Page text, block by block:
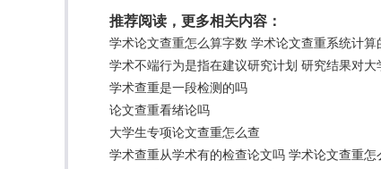
推荐阅读，更多相关内容：
学术论文查重怎么算字数 学术论文查重系统计算
学术不端行为是指在建议研究计划 研究结果对大
学术查重是一段检测的吗
论文查重看绪论吗
大学生专项论文查重怎么查
学术查重从学术有的检查论文吗 学术论文查重怎